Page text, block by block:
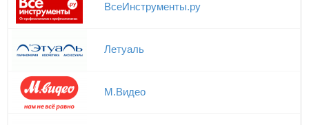
ВсеИнструменты.ру
Летуаль
М.Видео